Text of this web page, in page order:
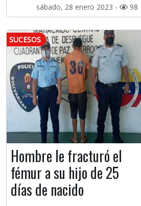
sábado, 28 enero 2023 - 98
SUCESOS
Hombre le fracturó el
fémur a su hijo de 25
días de nacido